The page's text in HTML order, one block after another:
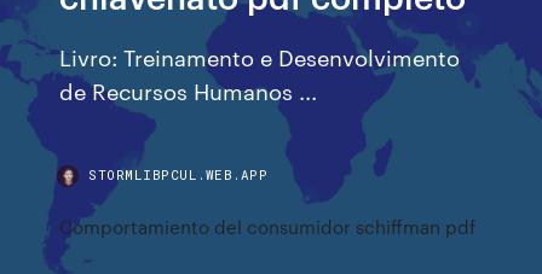
Livro: Treinamento e Desenvolvimento
de Recursos Humanos ...
STORMLIBPCUL.WEB.APP
Comportamiento del consumidor schiffman pdf